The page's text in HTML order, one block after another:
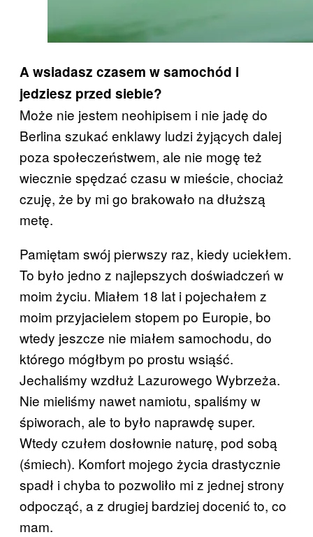
A wsiadasz czasem w samochód i
jedziesz przed siebie?
Może nie jestem neohipisem i nie jadę do
Berlina szukać enklawy ludzi żyjących dalej
poza społeczeństwem, ale nie mogę też
wiecznie spędzać czasu w mieście, chociaż
czuję, że by mi go brakowało na dłuższą
metę.
Pamiętam swój pierwszy raz, kiedy uciekłem.
To było jedno z najlepszych doświadczeń w
moim życiu. Miałem 18 lat i pojechałem z
moim przyjacielem stopem po Europie, bo
wtedy jeszcze nie miałem samochodu, do
którego mógłbym po prostu wsiąść.
Jechaliśmy wzdłuż Lazurowego Wybrzeża.
Nie mieliśmy nawet namiotu, spaliśmy w
śpiworach, ale to było naprawdę super.
Wtedy czułem dosłownie naturę, pod sobą
(śmiech). Komfort mojego życia drastycznie
spadł i chyba to pozwoliło mi z jednej strony
odpocząć, a z drugiej bardziej docenić to, co
mam.